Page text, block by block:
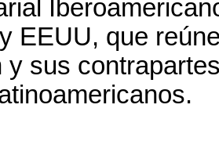
EEUU, que
y sus